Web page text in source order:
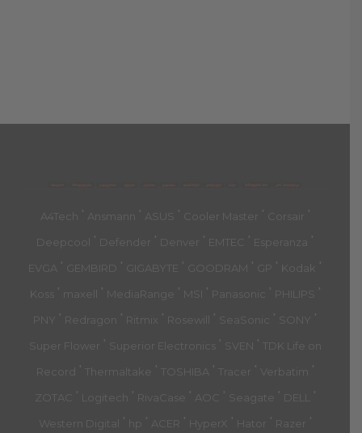
A4Tech ' Ansmann ' ASUS ' Cooler Master ' Corsair '
Deepcool ' Defender ' Denver ' EMTEC ' Esperanza '
EVGA ' GEMBIRD ' GIGABYTE ' GOODRAM ' GP ' Kodak '
Koss ' maxell ' MediaRange ' MSI ' Panasonic ' PHILIPS '
PNY ' Redragon ' Ritmix ' Rosewill ' SeaSonic ' SONY '
Super Flower ' Superior Electronics ' SVEN ' TDK Life on
Record ' Thermaltake ' TOSHIBA ' Tracer ' Verbatim '
ZOTAC ' Logitech ' RivaCase ' AOC ' Seagate ' DELL '
Western Digital ' hp ' ACER ' HyperX ' Hator ' Razer '